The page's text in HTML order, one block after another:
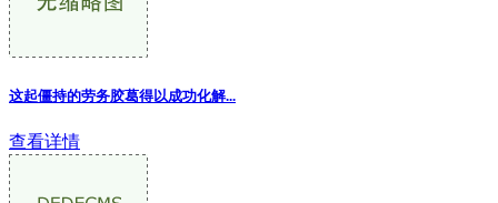
这起僵持的劳务胶葛得以成功化解...
查看详情